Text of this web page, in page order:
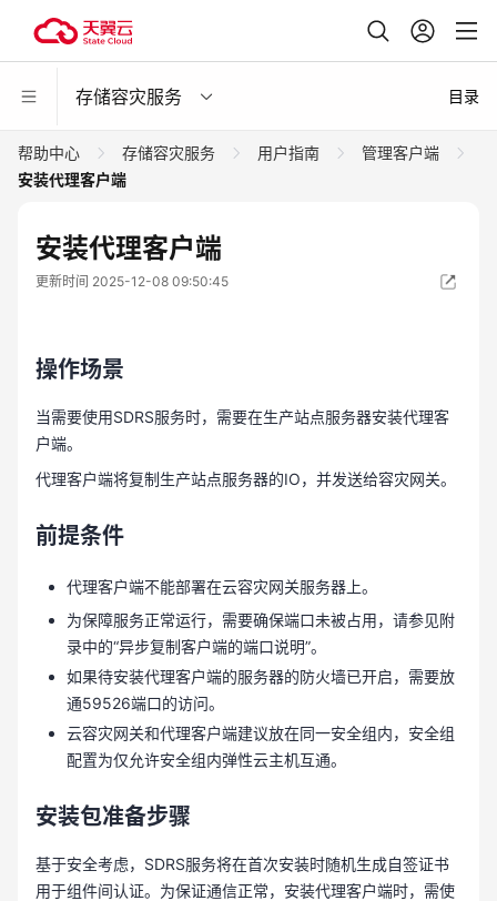
存储容灾服务 目录
帮助中心 存储容灾服务 用户指南
管理客户端
安装代理客户端
安装代理客户端
更新时间 2025-12-08 09:50:45
操作场景
当需要使用SDRS服务时，需要在生产站点服务器安装代理客
户端。
代理客户端将复制生产站点服务器的IO，并发送给容灾网关。
前提条件
代理客户端不能部署在云容灾网关服务器上。
为保障服务正常运行，需要确保端口未被占用，请参见附
录中的“异步复制客户端的端口说明”。
如果待安装代理客户端的服务器的防火墙已开启，需要放
通59526端口的访问。
云容灾网关和代理客户端建议放在同一安全组内，安全组
配置为仅允许安全组内弹性云主机互通。
安装包准备步骤
基于安全考虑，SDRS服务将在首次安装时随机生成自签证书
用于组件间认证。为保证通信正常，安装代理客户端时，需使